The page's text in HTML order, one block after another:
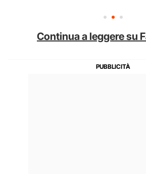
Continua a leggere su